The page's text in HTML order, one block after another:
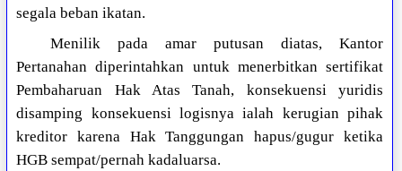
segala beban ikatan.
Menilik pada amar putusan diatas, Kantor
Pertanahan diperintahkan untuk menerbitkan sertifikat
Pembaharuan Hak Atas Tanah, konsekuensi yuridis
disamping konsekuensi logisnya ialah kerugian pihak
kreditor karena Hak Tanggungan hapus/gugur ketika
HGB sempat/pernah kadaluarsa.